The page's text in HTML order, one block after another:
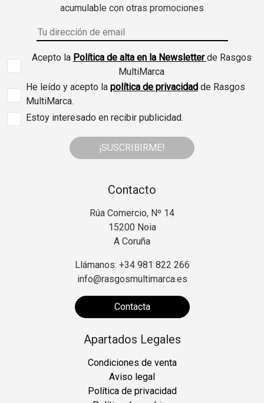
acumulable con otras promociones
Acepto la Política de alta en la Newsletterde Rasgos
MultiMarca
He leído y acepto la política de privacidad de Rasgos
MultiMarca.
Estoy interesado en recibir publicidad.
¡SUSCRIBIRME!
Contacto
Rúa Comercio, Nº 14
15200 Noia
A Coruña
Llámanos: +34 981 822 266
info@rasgosmultimarca.es
Contacta
Apartados Legales
Condiciones de venta
Aviso legal
Política de privacidad